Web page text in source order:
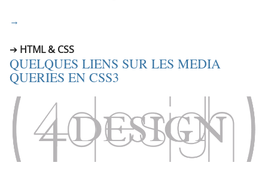
→
HTML & CSS
QUELQUES LIENS SUR LES MEDIA
QUERIES EN CSS3